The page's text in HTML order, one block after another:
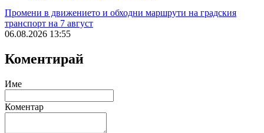
Промени в движението и обходни маршрути на градския
транспорт на 7 август
06.08.2026 13:55
Коментирай
Име
Коментар